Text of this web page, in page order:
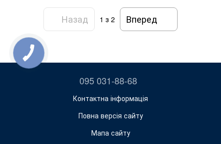
Назад 1 з 2 Вперед
095 031-88-68
Контактна інформація
Повна версія сайту
Мапа сайту